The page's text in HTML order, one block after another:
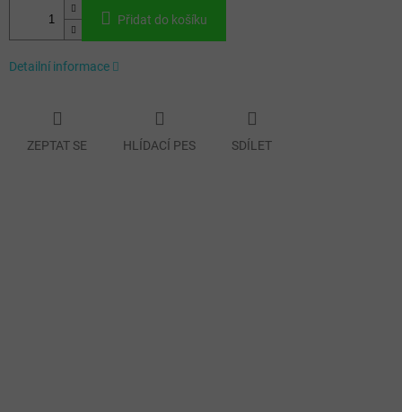
Přidat do košíku
Detailní informace
ZEPTAT SE HLÍDACÍ PES SDÍLET